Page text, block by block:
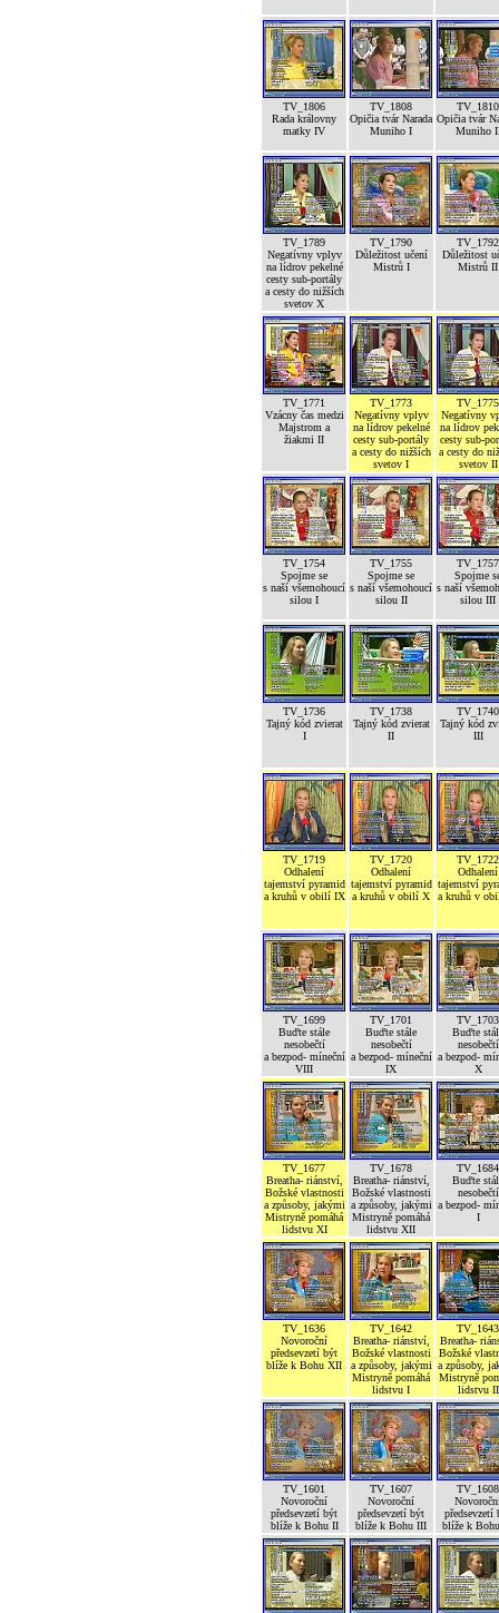
TV_1806
Rada královny
matky IV
TV_1808
Opičia tvár Narada
Muniho I
TV_1810
Opičia tvár
Muniho
TV_1789
Negatívny vplyv
na lídrov pekelné
cesty sub-portály
a cesty do nižších
svetov X
TV_1790
Důležitost učení
Mistrů I
TV_1792
Důležitost
Mistrů II
TV_1771
Vzácny čas medzi
Majstrom a
žiakmi II
TV_1773
Negatívny vplyv
na lídrov pekelné
cesty sub-portály
a cesty do nižších
svetov I
TV_1775
Negatívny
na lídrov
cesty sub-
a cesty do
svetov II
TV_1754
Spojme se
s naší všemohoucí
silou I
TV_1755
Spojme se
s naší všemohoucí
silou II
TV_1757
Spojme
s naší
silou III
TV_1736
Tajný kód zvierat
I
TV_1738
Tajný kód zvierat
II
TV_1740
Tajný kód
III
TV_1719
Odhalení
tajemství pyramid
a kruhů v obilí IX
TV_1720
Odhalení
tajemství pyramid
a kruhů v obilí X
TV_1722
Odhalení
tajemství
a kruhů v
TV_1699
Buďte stále
nesobečtí
a bezpod- míneční
VIII
TV_1701
Buďte stále
nesobečtí
a bezpod- míneční
IX
TV_1703
Buďte
nesobečtí
a bezpod-
X
TV_1677
Breatha- riánství,
Božské vlastnosti
a způsoby, jakými
Mistryně pomáhá
lidstvu XI
TV_1678
Breatha- riánství,
Božské vlastnosti
a způsoby, jakými
Mistryně pomáhá
lidstvu XII
TV_1684
Buďte
nesobečtí
a bezpod-
I
TV_1636
Novoroční
předsevzetí být
blíže k Bohu XII
TV_1642
Breatha- riánství,
Božské vlastnosti
a způsoby, jakými
Mistryně pomáhá
lidstvu I
TV_1643
Breatha-
Božské
a způsoby,
Mistryně
lidstvu II
TV_1601
Novoroční
předsevzetí být
blíže k Bohu II
TV_1607
Novoroční
předsevzetí být
blíže k Bohu III
TV_1608
předsevzetí
blíže k